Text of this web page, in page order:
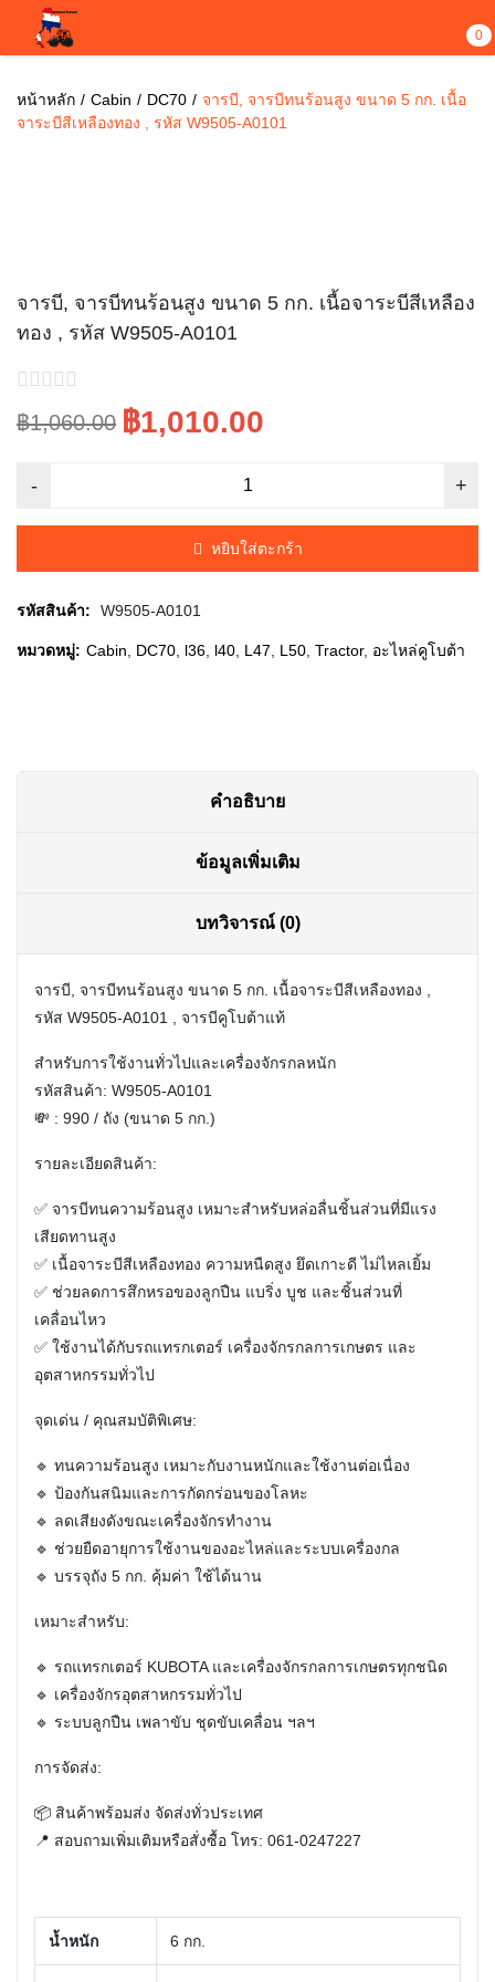
0
หน้าหลัก Cabin DC70
จารบี, จารบีทนร้อนสูง ขนาด 5 กก. เนื้อ
จาระบีสีเหลืองทอง , รหัส W9505-A0101
จารบี, จารบีทนร้อนสูง ขนาด 5 กก. เนื้อจาระบีสีเหลือง
ทอง , รหัส W9505-A0101
฿1,060.00
Original
price
was:
฿1,060.00.
฿1,010.00
Current
price
is:
฿1,010.00.
หยิบใส่ตะกร้า
รหัสสินค้า: W9505-A0101
หมวดหมู่: Cabin DC70 l36 l40 L47 L50 Tractor, อะไหล่คูโบต้า
คำอธิบาย
ข้อมูลเพิ่มเติม
บทวิจารณ์ (0)
จารบี, จารบีทนร้อนสูง ขนาด 5 กก. เนื้อจาระบีสีเหลืองทอง ,
รหัส W9505-A0101 , จารบีคูโบต้าแท้
สำหรับการใช้งานทั่วไปและเครื่องจักรกลหนัก
รหัสสินค้า: W9505-A0101
💸 : 990 / ถัง (ขนาด 5 กก.)
รายละเอียดสินค้า:
✅ จารบีทนความร้อนสูง เหมาะสำหรับหล่อลื่นชิ้นส่วนที่มีแรง
เสียดทานสูง
✅ เนื้อจาระบีสีเหลืองทอง ความหนืดสูง ยึดเกาะดี ไม่ไหลเยิ้ม
✅ ช่วยลดการสึกหรอของลูกปืน แบริ่ง บูช และชิ้นส่วนที่
เคลื่อนไหว
✅ ใช้งานได้กับรถแทรกเตอร์ เครื่องจักรกลการเกษตร และ
อุตสาหกรรมทั่วไป
จุดเด่น / คุณสมบัติพิเศษ:
🔹 ทนความร้อนสูง เหมาะกับงานหนักและใช้งานต่อเนื่อง
🔹 ป้องกันสนิมและการกัดกร่อนของโลหะ
🔹 ลดเสียงดังขณะเครื่องจักรทำงาน
🔹 ช่วยยืดอายุการใช้งานของอะไหล่และระบบเครื่องกล
🔹 บรรจุถัง 5 กก. คุ้มค่า ใช้ได้นาน
เหมาะสำหรับ:
🔹 รถแทรกเตอร์ KUBOTA และเครื่องจักรกลการเกษตรทุกชนิด
🔹 เครื่องจักรอุตสาหกรรมทั่วไป
🔹 ระบบลูกปืน เพลาขับ ชุดขับเคลื่อน ฯลฯ
การจัดส่ง:
📦 สินค้าพร้อมส่ง จัดส่งทั่วประเทศ
📍 สอบถามเพิ่มเติมหรือสั่งซื้อ โทร: 061-0247227
น้ำหนัก 6 กก.